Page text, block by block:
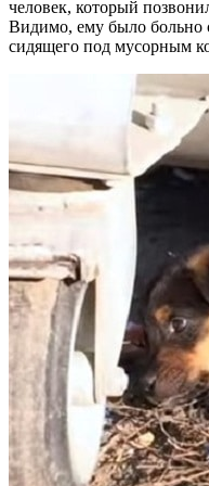
человек, который
Видимо, ему было больно
сидящего под мусорным